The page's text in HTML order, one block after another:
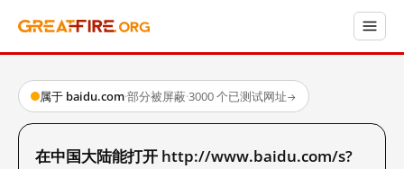
属于 baidu.com·部分被屏蔽·3000 个已测试网址→
在中国大陆能打开 http://www.baidu.com/s?